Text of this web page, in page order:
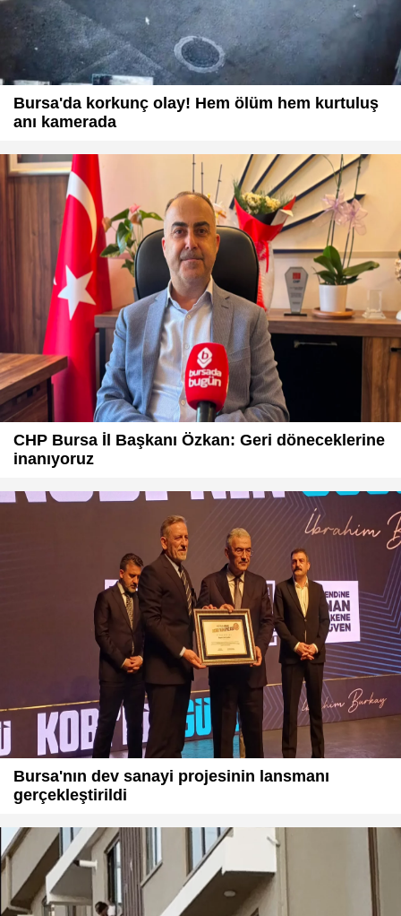
Bursa'da korkunç olay! Hem ölüm hem kurtuluş
anı kamerada
CHP Bursa İl Başkanı Özkan: Geri döneceklerine
inanıyoruz
Bursa'nın dev sanayi projesinin lansmanı
gerçekleştirildi